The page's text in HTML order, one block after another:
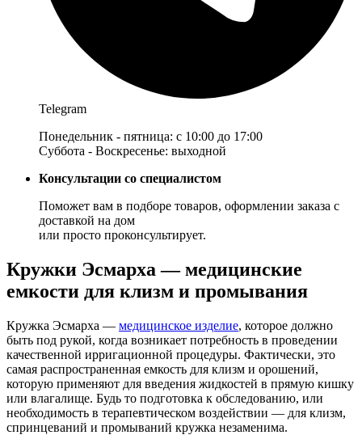
Telegram
Понедельник - пятница: с 10:00 до 17:00
Суббота - Воскресенье: выходной
Консультации со специалистом
Поможет вам в подборе товаров, оформлении заказа с
доставкой на дом
или просто проконсультирует.
Кружки Эсмарха — медицинские
емкости для клизм и промывания
Кружка Эсмарха — медицинское изделие, которое должно
быть под рукой, когда возникает потребность в проведении
качественной ирригационной процедуры. Фактически, это
самая распространенная емкость для клизм и орошений,
которую применяют для введения жидкостей в прямую кишку
или влагалище. Будь то подготовка к обследованию, или
необходимость в терапевтическом воздействии — для клизм,
спринцеваний и промываний кружка незаменима.